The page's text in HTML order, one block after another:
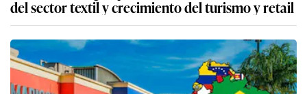
del sector textil y crecimiento del turismo y retail